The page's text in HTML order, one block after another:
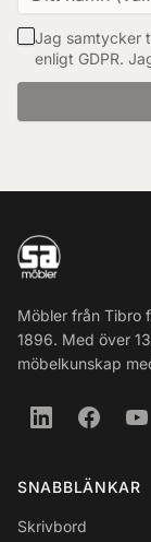
Jag samtycker
enligt GDPR.
Möbler från Tibro
1896. Med över
möbelkunskap
SNABBLÄNKAR
Skrivbord